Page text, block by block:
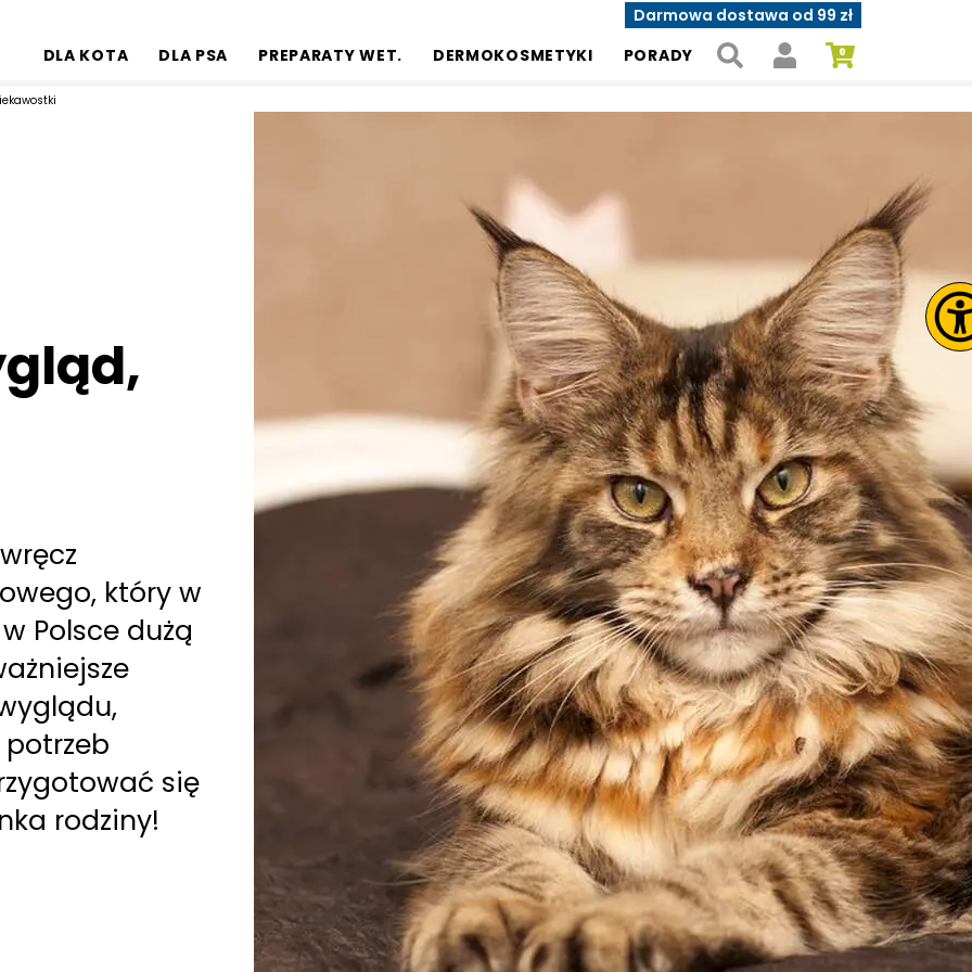
Darmowa dostawa od 99 zł
DLA KOTA
DLA PSA PREPARATY WET. DERMOKOSMETYKI PORADY
który w
Polsce dużą
się
rodziny!